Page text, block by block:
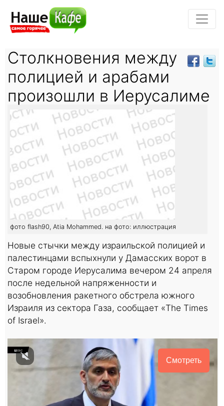
Столкновения между
полицией и арабами
произошли в Иерусалиме
фото flash90, Atia Mohammed. на фото: иллюстрация
Новые стычки между израильской полицией и
палестинцами вспыхнули у Дамасских ворот в
Старом городе Иерусалима вечером 24 апреля
после недельной напряженности и
возобновления ракетного обстрела южного
Израиля из сектора Газа, сообщает «The Times
of Israel».
Смотреть